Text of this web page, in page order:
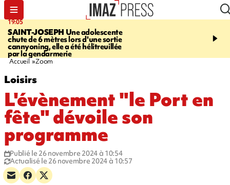
19:05
SAINT-JOSEPH Une adolescente
chute de 6 mètres lors d'une sortie
cannyoning, elle a été hélitreuillée
par la gendarmerie
20:44
rouée de coups,
Accueil Zoom
Loisirs
L'évènement "le Port en
fête" dévoile son
programme
Publié le 26 novembre 2024 à 10:54
Actualisé le 26 novembre 2024 à 10:57